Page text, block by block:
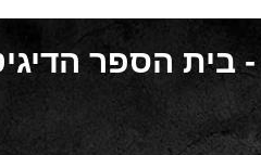
הספר